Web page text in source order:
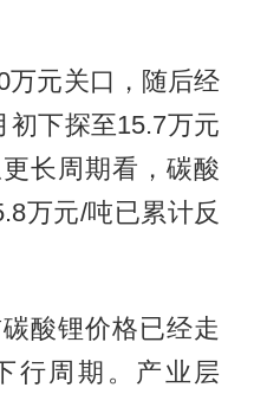
万元关口，随后经
初下探至15.7万元
长周期看，碳酸
万元/吨已累计反
酸锂价格已经走
行周期。产业层